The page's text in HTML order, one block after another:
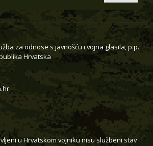
za odnose s javnošću i vojna glasila, p.p.
Hrvatska
u Hrvatskom vojniku nisu službeni stav